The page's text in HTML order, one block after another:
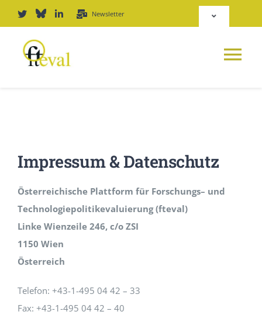
Inhalt
springen
Newsletter
Toggle
Deutsch
Login
AWARD
EVENTS
Impressum & Datenschutz
Österreichische Plattform für Forschungs– und
Technologiepolitikevaluierung (fteval)
Linke Wienzeile 246, c/o ZSI
1150 Wien
Österreich
Telefon: +43-1-495 04 42 – 33
Fax: +43-1-495 04 42 – 40